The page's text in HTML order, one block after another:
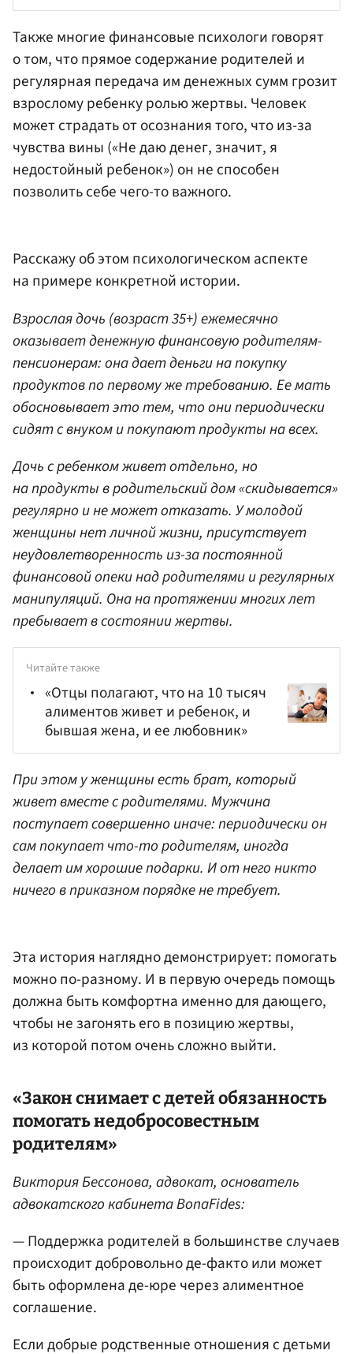
Также многие финансовые психологи говорят
о том, что прямое содержание родителей и
регулярная передача им денежных сумм грозит
взрослому ребенку ролью жертвы. Человек
может страдать от осознания того, что из-за
чувства вины («Не даю денег, значит, я
недостойный ребенок») он не способен
позволить себе чего-то важного.
Расскажу об этом психологическом аспекте
на примере конкретной истории.
Взрослая дочь (возраст 35+) ежемесячно
оказывает денежную финансовую родителям-
пенсионерам: она дает деньги на покупку
продуктов по первому же требованию. Ее мать
обосновывает это тем, что они периодически
сидят с внуком и покупают продукты на всех.
Дочь с ребенком живет отдельно, но
на продукты в родительский дом «скидывается»
регулярно и не может отказать. У молодой
женщины нет личной жизни, присутствует
неудовлетворенность из-за постоянной
финансовой опеки над родителями и регулярных
манипуляций. Она на протяжении многих лет
пребывает в состоянии жертвы.
Читайте также
«Отцы полагают, что на 10 тысяч
алиментов живет и ребенок, и
бывшая жена, и ее любовник»
При этом у женщины есть брат, который
живет вместе с родителями. Мужчина
поступает совершенно иначе: периодически он
сам покупает что-то родителям, иногда
делает им хорошие подарки. И от него никто
ничего в приказном порядке не требует.
Эта история наглядно демонстрирует: помогать
можно по-разному. И в первую очередь помощь
должна быть комфортна именно для дающего,
чтобы не загонять его в позицию жертвы,
из которой потом очень сложно выйти.
«Закон снимает с детей обязанность
помогать недобросовестным
родителям»
Виктория Бессонова, адвокат, основатель
адвокатского кабинета BonaFides:
— Поддержка родителей в большинстве случаев
происходит добровольно де-факто или может
быть оформлена де-юре через алиментное
соглашение.
Если добрые родственные отношения с детьми